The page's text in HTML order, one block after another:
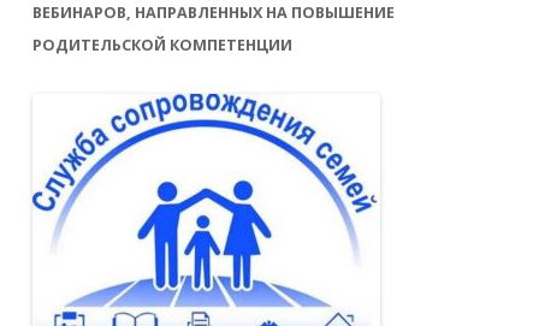
ВЕБИНАРОВ, НАПРАВЛЕННЫХ НА ПОВЫШЕНИЕ
РОДИТЕЛЬСКОЙ КОМПЕТЕНЦИИ